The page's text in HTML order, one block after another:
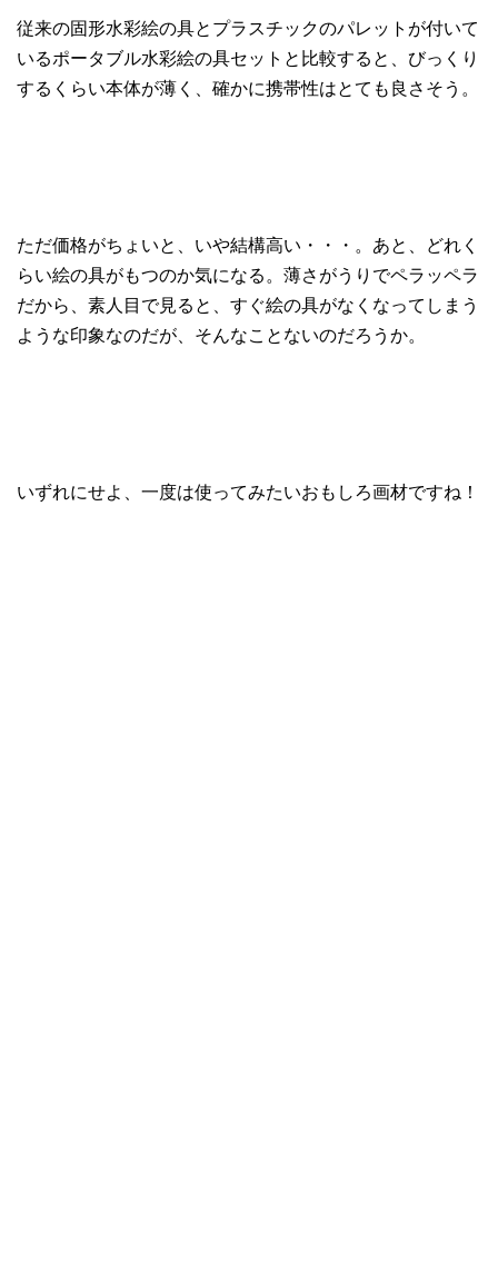
従来の固形水彩絵の具とプラスチックのパレットが付いて
いるポータブル水彩絵の具セットと比較すると、びっくり
するくらい本体が薄く、確かに携帯性はとても良さそう。
ただ価格がちょいと、いや結構高い・・・。あと、どれく
らい絵の具がもつのか気になる。薄さがうりでペラッペラ
だから、素人目で見ると、すぐ絵の具がなくなってしまう
ような印象なのだが、そんなことないのだろうか。
いずれにせよ、一度は使ってみたいおもしろ画材ですね！